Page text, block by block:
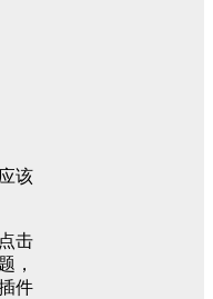
该
击
，
件